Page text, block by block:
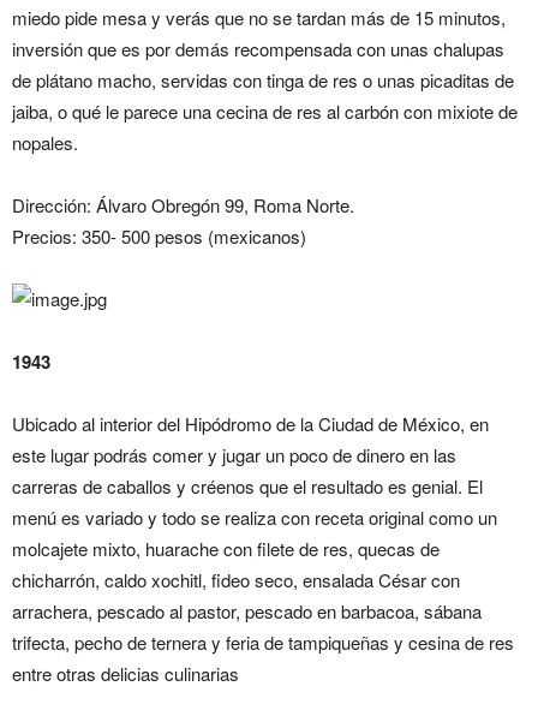
miedo pide mesa y verás que no se tardan más de 15 minutos,
inversión que es por demás recompensada con unas chalupas
de plátano macho, servidas con tinga de res o unas picaditas de
jaiba, o qué le parece una cecina de res al carbón con mixiote de
nopales.
Dirección: Álvaro Obregón 99, Roma Norte.
Precios: 350- 500 pesos (mexicanos)
1943
Ubicado al interior del Hipódromo de la Ciudad de México, en
este lugar podrás comer y jugar un poco de dinero en las
carreras de caballos y créenos que el resultado es genial. El
menú es variado y todo se realiza con receta original como un
molcajete mixto, huarache con filete de res, quecas de
chicharrón, caldo xochitl, fideo seco, ensalada César con
arrachera, pescado al pastor, pescado en barbacoa, sábana
trifecta, pecho de ternera y feria de tampiqueñas y cesina de res
entre otras delicias culinarias